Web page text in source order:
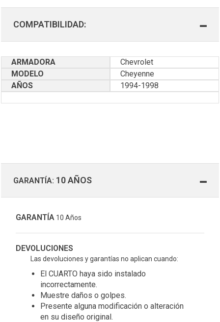
COMPATIBILIDAD:
ARMADORA
Chevrolet
MODELO
Cheyenne
AÑOS
1994-1998
GARANTÍA: 10 AÑOS
GARANTÍA 10 Años
DEVOLUCIONES
Las devoluciones y garantías no aplican cuando:
El CUARTO haya sido instalado
incorrectamente.
Muestre daños o golpes.
Presente alguna modificación o alteración
en su diseño original.